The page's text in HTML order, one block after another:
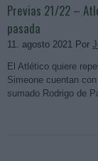
Previas 21/22 –
pasada
11. agosto 2021 Por
El Atlético quiere
Simeone cuentan
sumado Rodrigo de